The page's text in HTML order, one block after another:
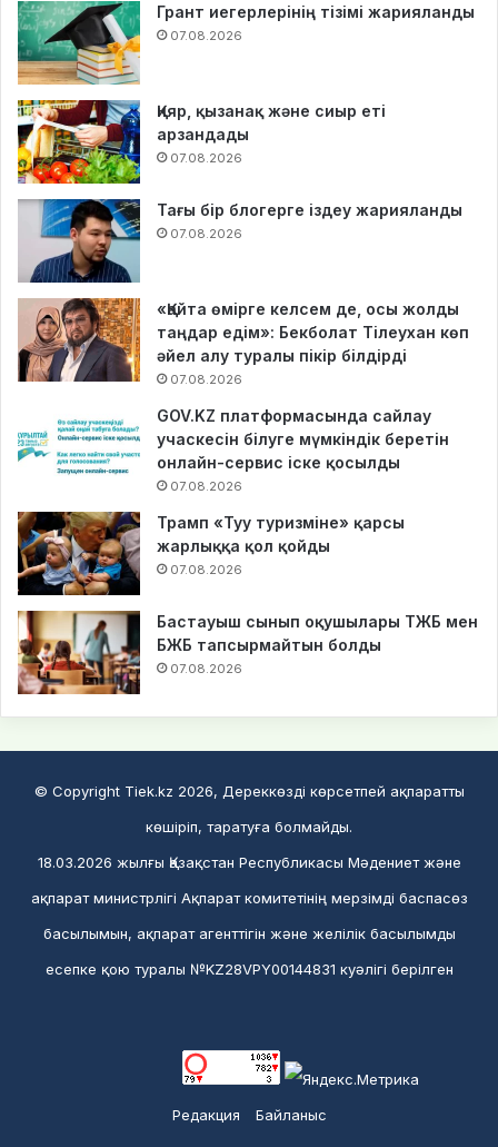
Грант иегерлерінің тізімі жарияланды
07.08.2026
Қияр, қызанақ және сиыр еті
арзандады
07.08.2026
Тағы бір блогерге іздеу жарияланды
07.08.2026
«Қайта өмірге келсем де, осы жолды
таңдар едім»: Бекболат Тілеухан көп
әйел алу туралы пікір білдірді
07.08.2026
GOV.KZ платформасында сайлау
учаскесін білуге мүмкіндік беретін
онлайн-сервис іске қосылды
07.08.2026
Трамп «Туу туризміне» қарсы
жарлыққа қол қойды
07.08.2026
Бастауыш сынып оқушылары ТЖБ мен
БЖБ тапсырмайтын болды
07.08.2026
© Copyright Tiek.kz 2026, Дереккөзді көрсетпей ақпаратты
көшіріп, таратуға болмайды.
18.03.2026 жылғы Қазақстан Республикасы Мәдениет және
ақпарат министрлігі Ақпарат комитетінің мерзімді баспасөз
басылымын, ақпарат агенттігін және желілік басылымды
есепке қою туралы №KZ28VPY00144831 куәлігі берілген
Редакция Байланыс